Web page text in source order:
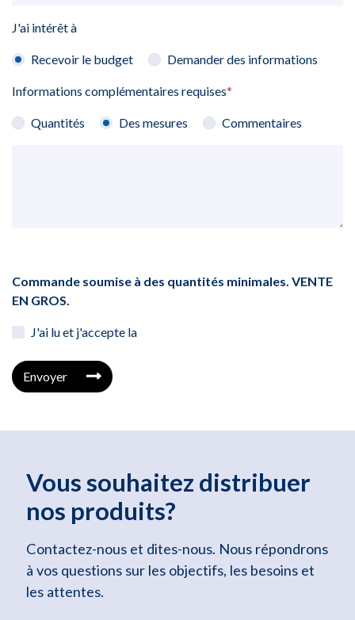
J'ai intérêt à
Recevoir le budget Demander des informations
Informations complémentaires requises*
Quantités Des mesures Commentaires
Commande soumise à des quantités minimales. VENTE
EN GROS.
J'ai lu et j'accepte la
Envoyer
Vous souhaitez distribuer
nos produits?
Contactez-nous et dites-nous. Nous répondrons
à vos questions sur les objectifs, les besoins et
les attentes.